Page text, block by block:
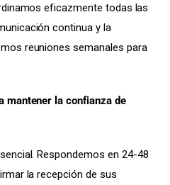
eficazmente todas las
continua y la
reuniones semanales para
mantener la confianza de
Respondemos en 24-48
la recepción de sus